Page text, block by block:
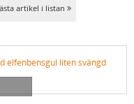
artikel i listan